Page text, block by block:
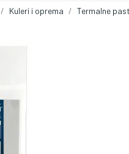
Kuleri i oprema Termalne